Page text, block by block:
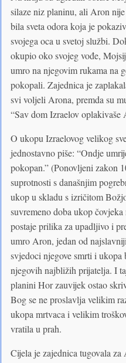
silaze niz planinu, ali Aron
bila sveta odora koja je
svojega oca u svetoj službi.
okupio oko svojeg vođe,
umro na njegovim rukama na
pokopali. Zajednica je
svi voljeli Arona, premda su
“Sav dom Izraelov oplakivaše
O ukopu Izraelovog velikog
jednostavno piše: “Ondje
pokopan.” (Ponovljeni zakon
suprotnosti s današnjim
ukop u skladu s izričitom
suvremeno doba ukop
postaje prilika za upadljivo i
umro Aron, jedan od
svjedoci njegove smrti i ukopa
njegovih najbližih prijatelja. I
planini Hor zauvijek ostao
Bog se ne proslavlja velikim
ukopa mrtvaca i velikim
vratila u prah.
Cijela je zajednica tugovala